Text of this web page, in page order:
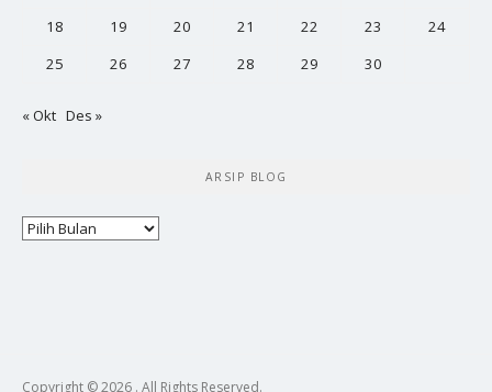
18
19 20 21 22 23
24
25
26 27 28 29 30
« Okt Des »
ARSIP BLOG
Arsip
Copyright © 2026 . All Rights Reserved.